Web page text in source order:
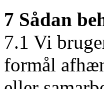
7 Sådan
7.1 Vi
formål